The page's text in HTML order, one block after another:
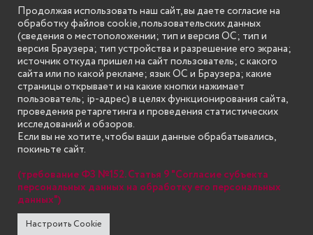
оформляется на бланке образовательной организации с проставлением отметки
об электронной подписи должностного лица в соответствии с требованиями ГОСТ
Р 7.0.97-2016 «Организационно-распорядительная документация. Требования к
оформлению документов»
ИНФОРМАЦИЯ ДЛЯ ПРАВООБЛАДАТЕЛЕЙ
Все права на аудио и видео материалы, представленные на нашем сайте
принадлежат их законным владельцам и предназначены только для ознакомления.
Наличие материалов на сайте никаким образом не претендует на обозначение
нашего авторского права на данные материалы. Авторы не несут ответственности
за возможные последствия использования их в целях, запрещенных Уголовным
Кодексом Российской Федерации. Если вы соглашаетесь с указанными
условиями, то можете приступить к просмотру материалов. Иначе вы должны
немедленно покинуть сайт. Все материалы, размещенные на сайте, взяты с
открытых (общедоступных) источников. Если Вы являетесь правообладателем
информация распространялась без Вашего на то согласия, то мы будем рады
оказать Вам содействие, удалив соответствующие страницы. Для этого достаточно,
чтобы вы прислали нам письмо (в электронном виде) с E-mail официального
почтового домена компании правообладателя, в котором указали ссылки на
страницы сайта, которые необходимо удалить.
Продолжая использовать наш сайт, вы даете согласие на
обработку файлов cookie, пользовательских данных
(сведения о местоположении; тип и версия ОС; тип и
версия Браузера; тип устройства и разрешение его экрана;
источник откуда пришел на сайт пользователь; с какого
сайта или по какой рекламе; язык ОС и Браузера; какие
страницы открывает и на какие кнопки нажимает
пользователь; ip-адрес) в целях функционирования сайта,
проведения ретаргетинга и проведения статистических
исследований и обзоров.
Если вы не хотите, чтобы ваши данные обрабатывались,
покиньте сайт.
(требование ФЗ №152. Статья 9 "Согласие субъекта
персональных данных на обработку его персональных
данных")
Настроить Cookie